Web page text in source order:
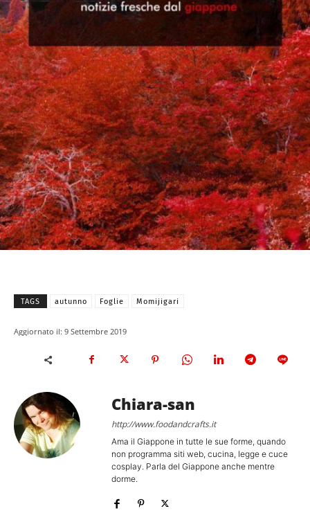
TAGS autunno Foglie Momijigari
Aggiornato il: 9 Settembre 2019
Chiara-san
http://www.foodandcrafts.it
Ama il Giappone in tutte le sue forme, quando
non programma siti web, cucina, legge e cuce
cosplay. Parla del Giappone anche mentre
dorme.